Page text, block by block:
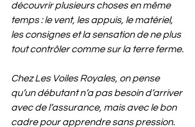
découvrir plusieurs choses en même
temps : le vent, les appuis, le matériel,
les consignes et la sensation de ne plus
tout contrôler comme sur la terre ferme.
Chez Les Voiles Royales, on pense
qu’un débutant n’a pas besoin d’arriver
avec de l’assurance, mais avec le bon
cadre pour apprendre sans pression.